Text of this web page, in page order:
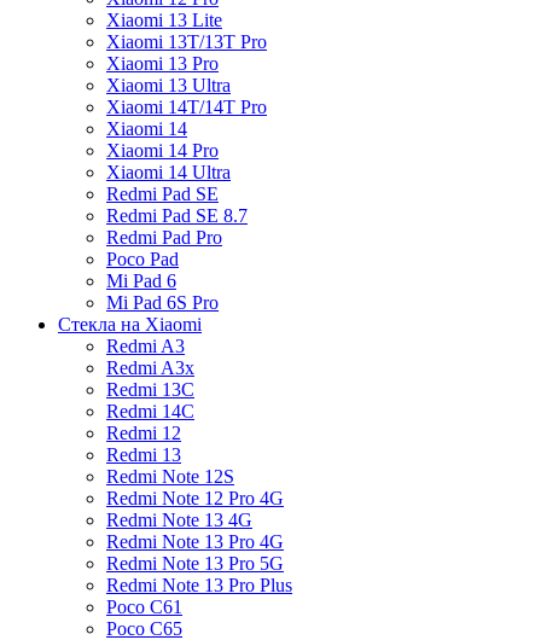
Xiaomi 13 Lite
Xiaomi 13T/13T Pro
Xiaomi 13 Pro
Xiaomi 13 Ultra
Xiaomi 14T/14T Pro
Xiaomi 14
Xiaomi 14 Pro
Xiaomi 14 Ultra
Redmi Pad SE
Redmi Pad SE 8.7
Redmi Pad Pro
Poco Pad
Mi Pad 6
Mi Pad 6S Pro
Стекла на Xiaomi
Redmi A3
Redmi A3x
Redmi 13C
Redmi 14C
Redmi 12
Redmi 13
Redmi Note 12S
Redmi Note 12 Pro 4G
Redmi Note 13 4G
Redmi Note 13 Pro 4G
Redmi Note 13 Pro 5G
Redmi Note 13 Pro Plus
Poco C61
Poco C65